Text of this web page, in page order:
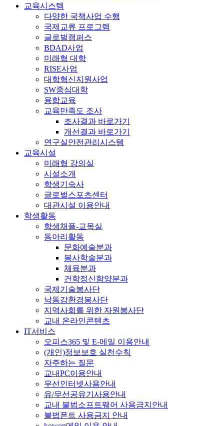
교육시스템
다양한 국책사업 수행
국제교류 프로그램
글로벌캠퍼스
BDAD사업
미래형 대학
RISE사업
대학혁신지원사업
SW중심대학
융합교육
교육만족도 조사
조사결과 바로가기
개선결과 바로가기
연구실안전관리시스템
교육시설
미래형 강의실
시설소개
학생기숙사
글로벌스포츠센터
대관시설 이용안내
학생활동
학생채플-교목실
동아리활동
문화예술분과
봉사학술분과
체육분과
건학정신함양분과
국제기술봉사단
낙동강환경봉사단
지역사회를 위한 자원봉사단
교내 온라인콘텐츠
IT서비스
오피스365 및 E-메일 이용안내
(개인)정보보호 실천수칙
자주하는 질문
교내PC이용안내
무선인터넷사용안내
유/무선공유기사용안내
교내 불법소프트웨어 사용금지안내
불법폰트 사용금지 안내